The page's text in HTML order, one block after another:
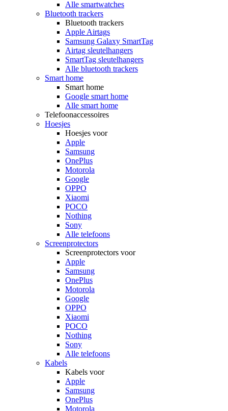
Alle smartwatches
Bluetooth trackers
Bluetooth trackers
Apple Airtags
Samsung Galaxy SmartTag
Airtag sleutelhangers
SmartTag sleutelhangers
Alle bluetooth trackers
Smart home
Smart home
Google smart home
Alle smart home
Telefoonaccessoires
Hoesjes
Hoesjes voor
Apple
Samsung
OnePlus
Motorola
Google
OPPO
Xiaomi
POCO
Nothing
Sony
Alle telefoons
Screenprotectors
Screenprotectors voor
Apple
Samsung
OnePlus
Motorola
Google
OPPO
Xiaomi
POCO
Nothing
Sony
Alle telefoons
Kabels
Kabels voor
Apple
Samsung
OnePlus
Motorola